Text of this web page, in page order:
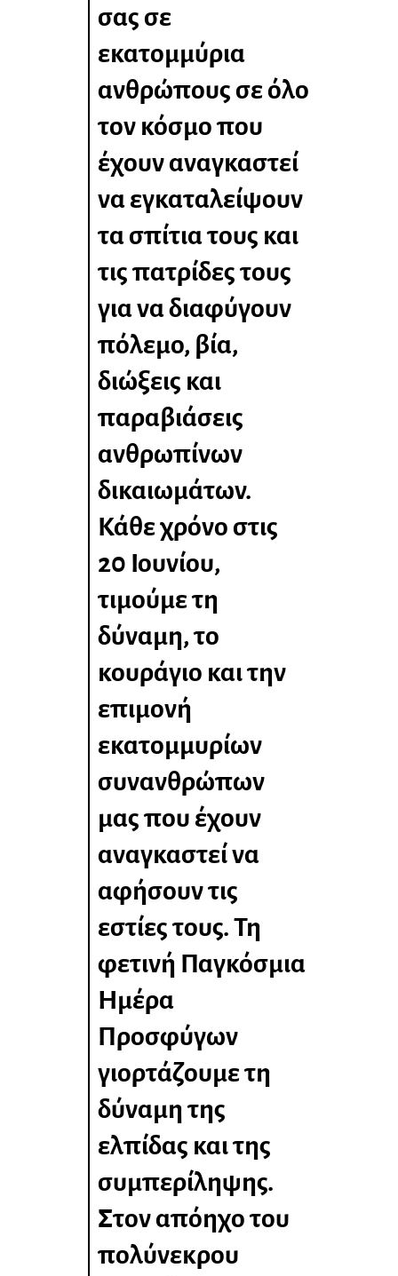
σας σε
εκατομμύρια
ανθρώπους σε όλο
τον κόσμο που
έχουν αναγκαστεί
να εγκαταλείψουν
τα σπίτια τους και
τις πατρίδες τους
για να διαφύγουν
πόλεμο, βία,
διώξεις και
παραβιάσεις
ανθρωπίνων
δικαιωμάτων.
Κάθε χρόνο στις
20 Ιουνίου,
τιμούμε τη
δύναμη, το
κουράγιο και την
επιμονή
εκατομμυρίων
συνανθρώπων
μας που έχουν
αναγκαστεί να
αφήσουν τις
εστίες τους. Τη
φετινή Παγκόσμια
Ημέρα
Προσφύγων
γιορτάζουμε τη
δύναμη της
ελπίδας και της
συμπερίληψης.
Στον απόηχο του
πολύνεκρου